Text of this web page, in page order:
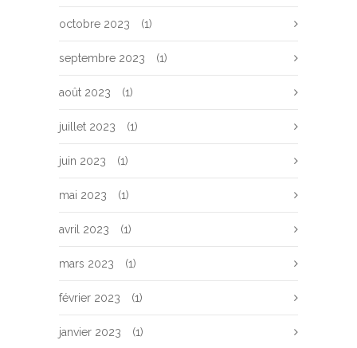
octobre 2023 (1)
septembre 2023 (1)
août 2023 (1)
juillet 2023 (1)
juin 2023 (1)
mai 2023 (1)
avril 2023 (1)
mars 2023 (1)
février 2023 (1)
janvier 2023 (1)